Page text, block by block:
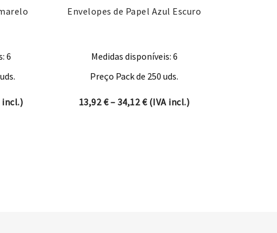
6
range: 10,29 € through 41,99 €
Envelopes de Papel Azul Escuro
Medidas disponíveis: 6
Preço Pack de 250 uds.
13,92€– 34,12€Price range: 13,92 € through
(IVA incl.)